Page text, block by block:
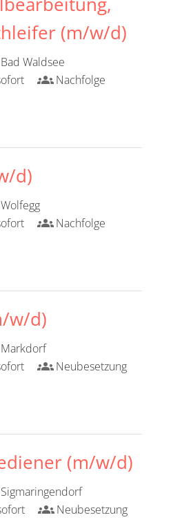
(m/w/d)
Waldsee
groupsNachfolge
d)
groupsNachfolge
w/d)
groupsNeubesetzung
(m/w/d)
groupsNeubesetzung